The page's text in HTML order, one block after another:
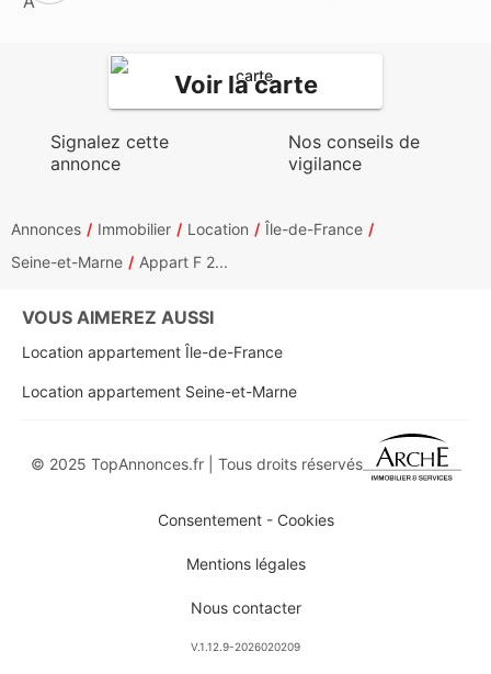
Voir la carte
Signalez cette
annonce
Nos conseils de
vigilance
Annonces Immobilier Location
Île-de-France
Seine-et-Marne
Appart F 2...
VOUS AIMEREZ AUSSI
Location appartement Île-de-France
Location appartement Seine-et-Marne
© 2025 TopAnnonces.fr | Tous droits réservés
Consentement - Cookies
Mentions légales
Nous contacter
V.1.12.9-2026020209